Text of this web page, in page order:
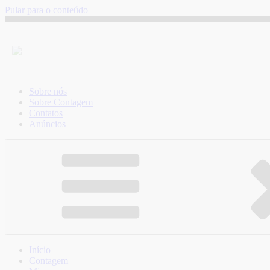
Pular para o conteúdo
Sobre nós
Sobre Contagem
Contatos
Anúncios
Início
Contagem